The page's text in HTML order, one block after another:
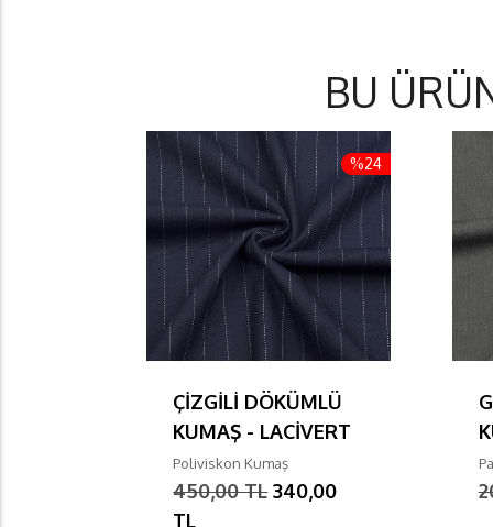
BU
%24
ÇİZGİLİ DÖKÜMLÜ
KUMAŞ - LACİVERT
Poliviskon Kumaş
450,00 TL 340,00
TL